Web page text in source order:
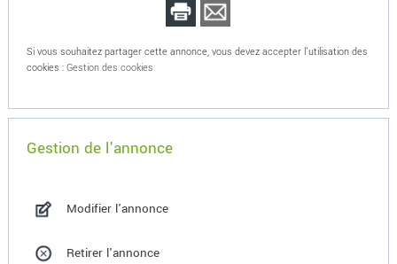
Si vous souhaitez partager cette annonce, vous devez accepter l'utilisation des
cookies : Gestion des cookies
Gestion de l'annonce
Modifier l'annonce
Retirer l'annonce